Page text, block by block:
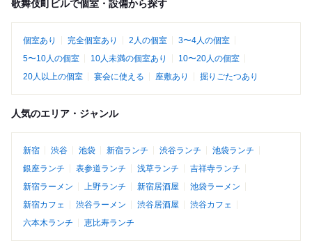
歌舞伎町ビルで個室・設備から探す
個室あり 完全個室あり 2人の個室
3〜4人の個室
5〜10人の個室
10人未満の個室あり
10〜20人の個室
20人以上の個室
宴会に使える 座敷あり 掘りごたつあり
人気のエリア・ジャンル
新宿 渋谷 池袋 新宿ランチ 渋谷ランチ
池袋ランチ
銀座ランチ
表参道ランチ 浅草ランチ
吉祥寺ランチ
新宿ラーメン
上野ランチ 新宿居酒屋
池袋ラーメン
新宿カフェ
渋谷ラーメン 渋谷居酒屋
渋谷カフェ
六本木ランチ
恵比寿ランチ